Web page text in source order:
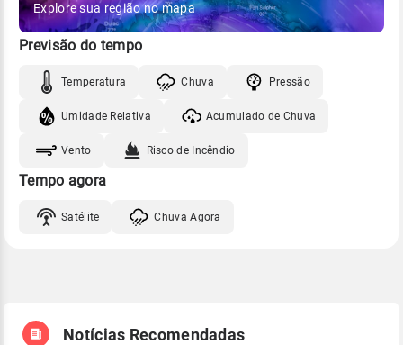
Explore sua região no mapa
Previsão do tempo
Temperatura Chuva Pressão
Umidade Relativa Acumulado de Chuva
Vento Risco de Incêndio
Tempo agora
Satélite Chuva Agora
Notícias Recomendadas